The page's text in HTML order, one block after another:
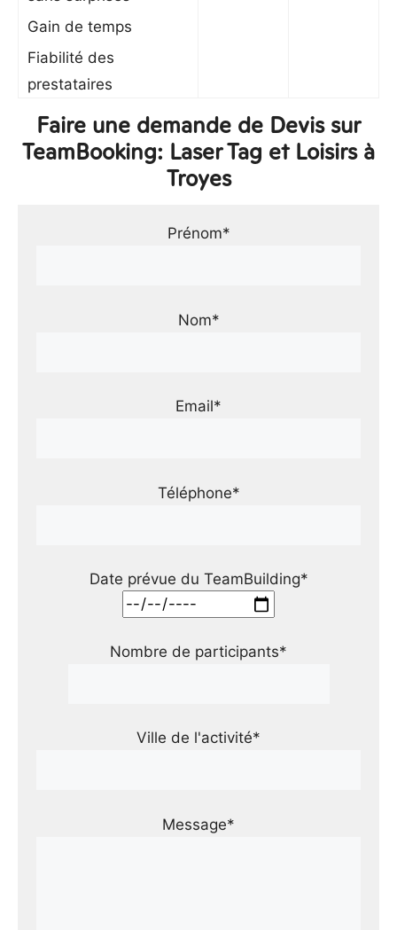
Gain de temps
Fiabilité des
prestataires
Faire une demande de Devis sur
TeamBooking: Laser Tag et Loisirs à
Troyes
Prénom*
Nom*
Email*
Téléphone*
Date prévue du TeamBuilding*
Nombre de participants*
Ville de l'activité*
Message*